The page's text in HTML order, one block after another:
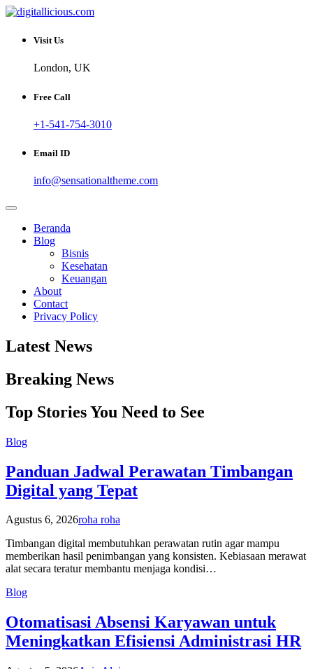
Skip
content
digitallicious.com
Sharing Digital Information
Visit Us
London, UK
Free Call
+1-541-754-3010
Email ID
info@sensationaltheme.com
Beranda
Blog
Bisnis
Kesehatan
Keuangan
About
Contact
Privacy Policy
Latest News
Breaking News
Top Stories You Need to See
Blog
Panduan Jadwal Perawatan Timbangan
Digital yang Tepat
Agustus 6, 2026roha roha
Timbangan digital membutuhkan perawatan rutin agar mampu
memberikan hasil penimbangan yang konsisten. Kebiasaan merawat
alat secara teratur membantu menjaga kondisi…
Blog
Otomatisasi Absensi Karyawan untuk
Meningkatkan Efisiensi Administrasi HR